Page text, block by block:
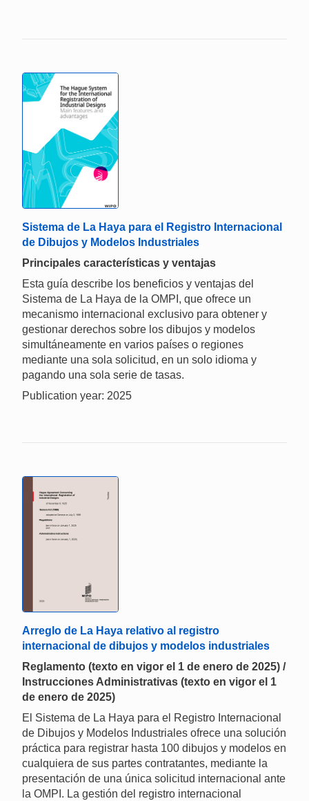
Sistema de La Haya para el Registro Internacional
de Dibujos y Modelos Industriales
Principales características y ventajas
Esta guía describe los beneficios y ventajas del
Sistema de La Haya de la OMPI, que ofrece un
mecanismo internacional exclusivo para obtener y
gestionar derechos sobre los dibujos y modelos
simultáneamente en varios países o regiones
mediante una sola solicitud, en un solo idioma y
pagando una sola serie de tasas.
Publication year: 2025
Arreglo de La Haya relativo al registro
internacional de dibujos y modelos industriales
Reglamento (texto en vigor el 1 de enero de 2025) /
Instrucciones Administrativas (texto en vigor el 1
de enero de 2025)
El Sistema de La Haya para el Registro Internacional
de Dibujos y Modelos Industriales ofrece una solución
práctica para registrar hasta 100 dibujos y modelos en
cualquiera de sus partes contratantes, mediante la
presentación de una única solicitud internacional ante
la OMPI. La gestión del registro internacional